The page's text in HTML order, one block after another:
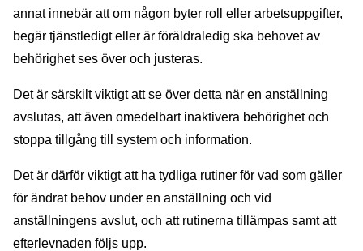
annat innebär att om någon byter roll eller arbetsuppgifter,
begär tjänstledigt eller är föräldraledig ska behovet av
behörighet ses över och justeras.
Det är särskilt viktigt att se över detta när en anställning
avslutas, att även omedelbart inaktivera behörighet och
stoppa tillgång till system och information.
Det är därför viktigt att ha tydliga rutiner för vad som gäller
för ändrat behov under en anställning och vid
anställningens avslut, och att rutinerna tillämpas samt att
efterlevnaden följs upp.